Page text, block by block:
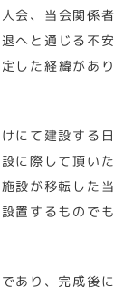
会、当会関係者
へと通じる不安
した経緯があり
にて建設する日
に際して頂いた
設が移転した当
置するものでも
あり、完成後に